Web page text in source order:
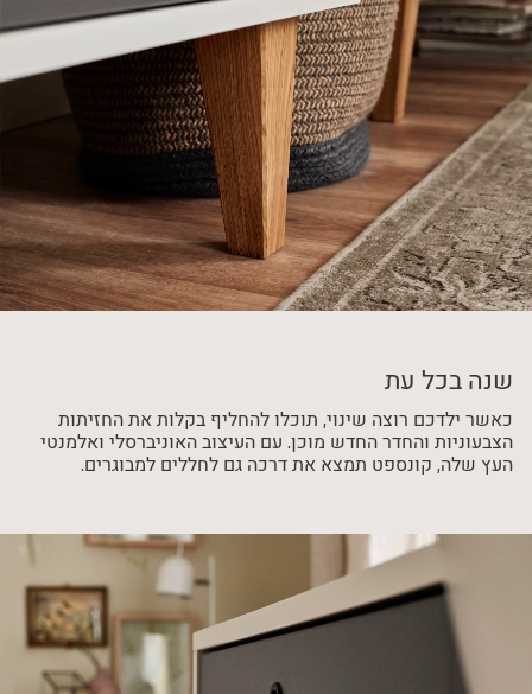
שנה בכל עת
כאשר ילדכם רוצה שינוי, תוכלו להחליף בקלות את החזיתות
הצבעוניות והחדר החדש מוכן. עם העיצוב האוניברסלי ואלמנטי
העץ שלה, קונספט תמצא את דרכה גם לחללים למבוגרים.